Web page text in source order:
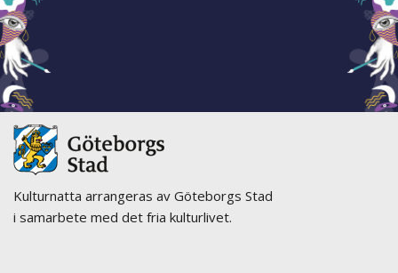
Kulturnatta arrangeras av Göteborgs Stad
i samarbete med det fria kulturlivet.